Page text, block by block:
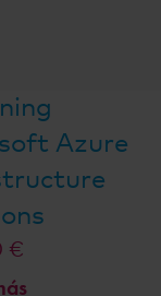
Azure
€